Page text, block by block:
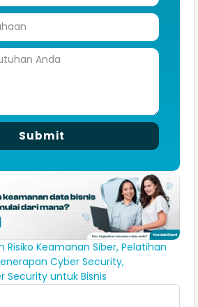
Submit
Risiko Keamanan Siber, Pelatihan
Cyber Security,
Security untuk Bisnis